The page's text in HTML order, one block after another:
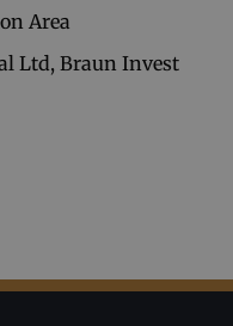
Area
Ltd, Braun Invest